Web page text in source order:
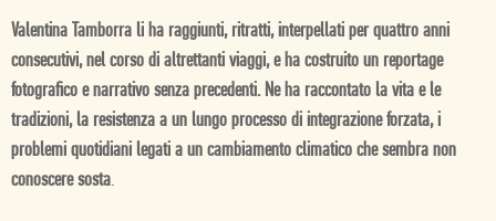
Valentina Tamborra li ha raggiunti, ritratti, interpellati per quattro anni
consecutivi, nel corso di altrettanti viaggi, e ha costruito un reportage
fotografico e narrativo senza precedenti. Ne ha raccontato la vita e le
tradizioni, la resistenza a un lungo processo di integrazione forzata, i
problemi quotidiani legati a un cambiamento climatico che sembra non
conoscere sosta.